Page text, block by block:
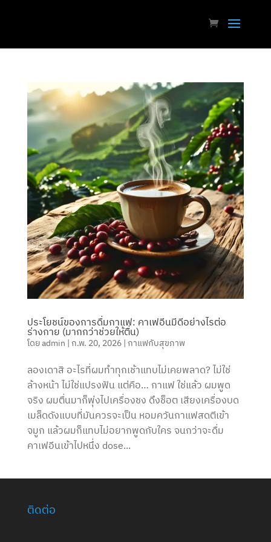
ประโยชน์ของการดื่มกาแฟ: คาเฟอีนมีดีอย่างไรต่อ
ร่างกาย (มากกว่าช่วยให้ตื่น)
โดยadmin ก.พ. 20, 2026| กาแฟกับสุขภาพ
ลองเดาสิ อะไรที่ผมทำทุกเช้าแทบไม่เคยพลาด? ไม่ใช่
ล้างหน้า ไม่ใช่แปรงฟัน แต่คือ… กาแฟ ใช่แล้ว ผมพูด
จริง ผมตื่นมาก็พุ่งไปเครื่องชง ดึงช็อต เสียงเครื่องบด
เมล็ดดังแบบที่มันควรจะเป็น หอมควันกาแฟสดตีเข้า
จมูก แล้วผมก็แทบไม่อยากพูดกับใคร จนกว่าจะดื่ม
คาเฟอีนเข้าไปหนึ่ง dose...
ติดต่อ